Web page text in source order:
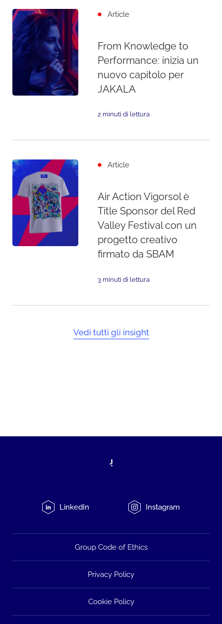
Article
From Knowledge to
Performance: inizia un
nuovo capitolo per
JAKALA
2 minuti di lettura
Article
Air Action Vigorsol è
Title Sponsor del Red
Valley Festival con un
progetto creativo
firmato da SBAM
3 minuti di lettura
Vedi tutti gli insight
LinkedIn Instagram
Group Code of Ethics
Privacy Policy
Cookie Policy